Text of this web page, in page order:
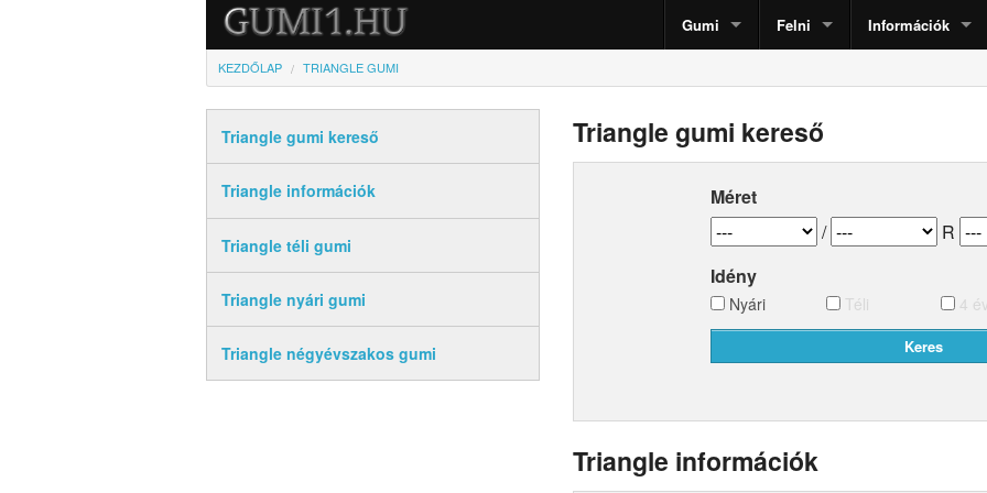
Gumi Felni Információk
KEZDŐLAP TRIANGLE GUMI
Triangle gumi kereső
Triangle információk
Triangle téli gumi
Triangle nyári gumi
Triangle négyévszakos gumi
Triangle gumi kereső
Méret
/
R
Idény
Nyári Téli 4
Triangle információk